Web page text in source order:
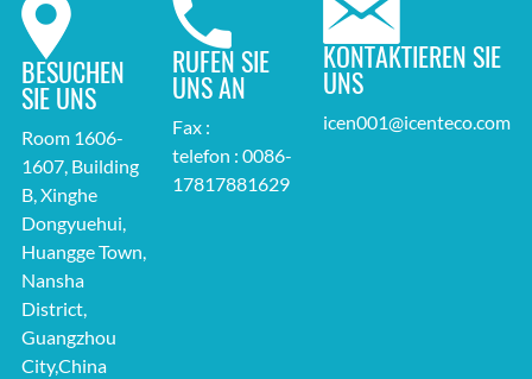
BESUCHEN
SIE UNS
Room 1606-
1607, Building
B, Xinghe
Dongyuehui,
Huangge Town,
Nansha
District,
Guangzhou
City,China
RUFEN SIE
UNS AN
Fax :
telefon : 0086-
17817881629
KONTAKTIEREN SIE
UNS
icen001@icenteco.com